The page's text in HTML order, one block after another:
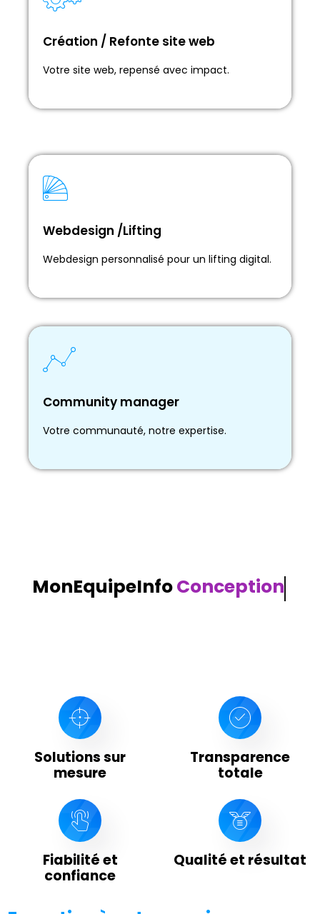
Création / Refonte site web
Votre site web, repensé avec impact.
Création / Refonte site web
Votre présence en ligne, repensée avec style.
Webdesign /Lifting
Webdesign personnalisé pour un lifting digital.
digitale.
Community manager
Votre communauté, notre expertise.
Community manager
Votre audience, notre savoir-faire.
MonEquipeInfo Conception
Solutions sur
mesure
Transparence
totale
Fiabilité et
confiance
Qualité et résultat